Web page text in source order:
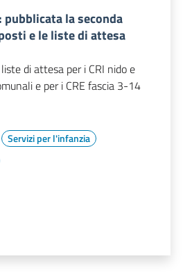
la seconda
e le liste di attesa
di attesa per i CRI nido e
e per i CRE fascia 3-14
Servizi per l'infanzia